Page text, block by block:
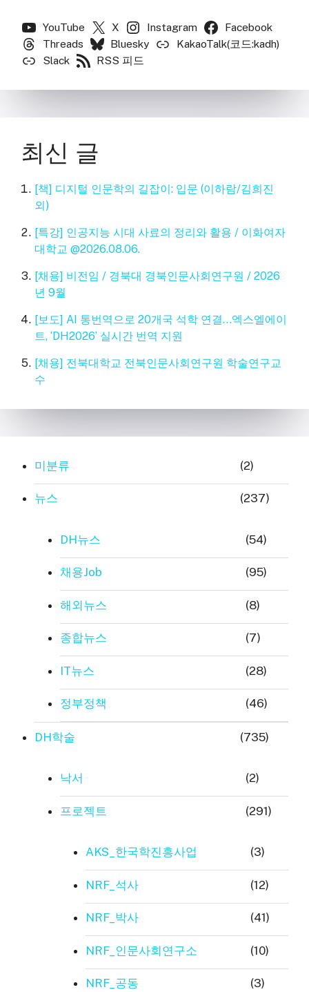
YouTube X Instagram
Facebook
Threads
Bluesky
KakaoTalk(코드:kadh)
Slack
RSS 피드
최신 글
[책] 디지털 인문학의 길잡이: 입문 (이하람/김희진
외)
[특강] 인공지능 시대 사료의 정리와 활용 / 이화여자
대학교 @2026.08.06.
[채용] 비전임 / 경북대 경북인문사회연구원 / 2026
년 9월
[보도] AI 통번역으로 20개국 석학 연결…엑스엘에이
트, ‘DH2026’ 실시간 번역 지원
[채용] 전북대학교 전북인문사회연구원 학술연구교
수
미분류 (2)
뉴스 (237)
DH뉴스 (54)
채용Job (95)
해외뉴스 (8)
종합뉴스 (7)
IT뉴스 (28)
정부정책 (46)
DH학술 (735)
낙서 (2)
프로젝트 (291)
AKS_한국학진흥사업 (3)
NRF_석사 (12)
NRF_박사 (41)
NRF_인문사회연구소 (10)
NRF_공동 (3)